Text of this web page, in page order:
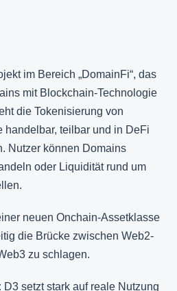
im Bereich „DomainFi“, das
mit Blockchain-Technologie
die Tokenisierung von
handelbar, teilbar und in DeFi
Nutzer können Domains
oder Liquidität rund um
neuen Onchain-Assetklasse
die Brücke zwischen Web2-
zu schlagen.
D3 setzt stark auf reale Nutzung